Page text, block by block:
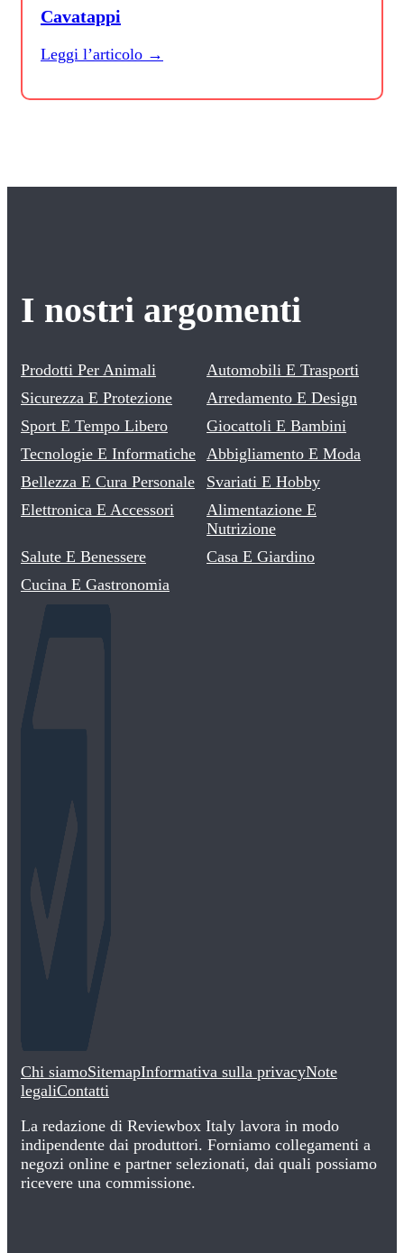
Cavatappi
Leggi l’articolo →
I nostri argomenti
Prodotti Per Animali
Automobili E Trasporti
Sicurezza E Protezione
Arredamento E Design
Sport E Tempo Libero
Giocattoli E Bambini
Tecnologie E Informatiche Abbigliamento E Moda
Bellezza E Cura Personale
Svariati E Hobby
Elettronica E Accessori
Alimentazione E
Nutrizione
Salute E Benessere
Casa E Giardino
Cucina E Gastronomia
Chi siamoSitemapInformativa sulla privacyNote
legaliContatti
La redazione di Reviewbox Italy lavora in modo
indipendente dai produttori. Forniamo collegamenti a
negozi online e partner selezionati, dai quali possiamo
ricevere una commissione.